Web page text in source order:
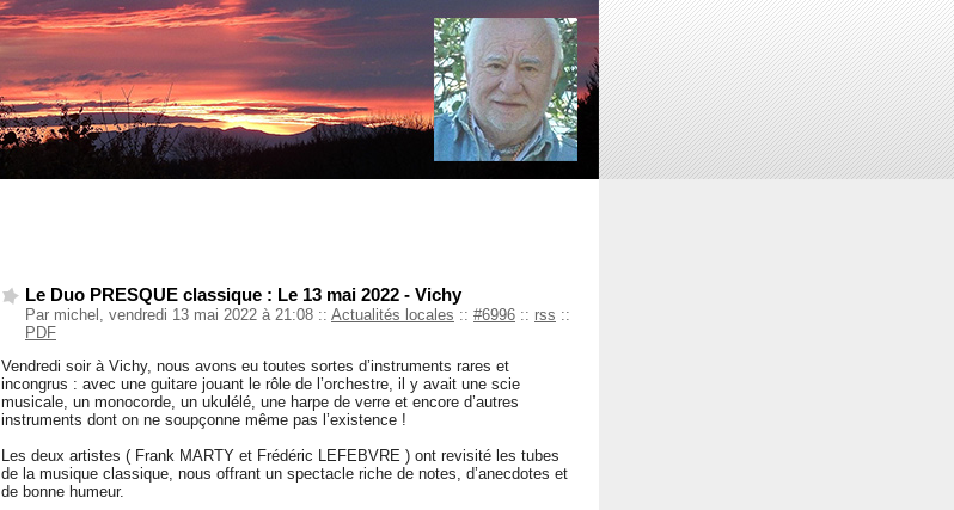
Le Duo PRESQUE classique : Le 13 mai 2022 - Vichy
Par michel, vendredi 13 mai 2022 à 21:08 :: Actualités locales :: #6996 :: rss ::
PDF
Vendredi soir à Vichy, nous avons eu toutes sortes d’instruments rares et
incongrus : avec une guitare jouant le rôle de l’orchestre, il y avait une scie
musicale, un monocorde, un ukulélé, une harpe de verre et encore d’autres
instruments dont on ne soupçonne même pas l’existence !
Les deux artistes ( Frank MARTY et Frédéric LEFEBVRE ) ont revisité les tubes
de la musique classique, nous offrant un spectacle riche de notes, d’anecdotes et
de bonne humeur.